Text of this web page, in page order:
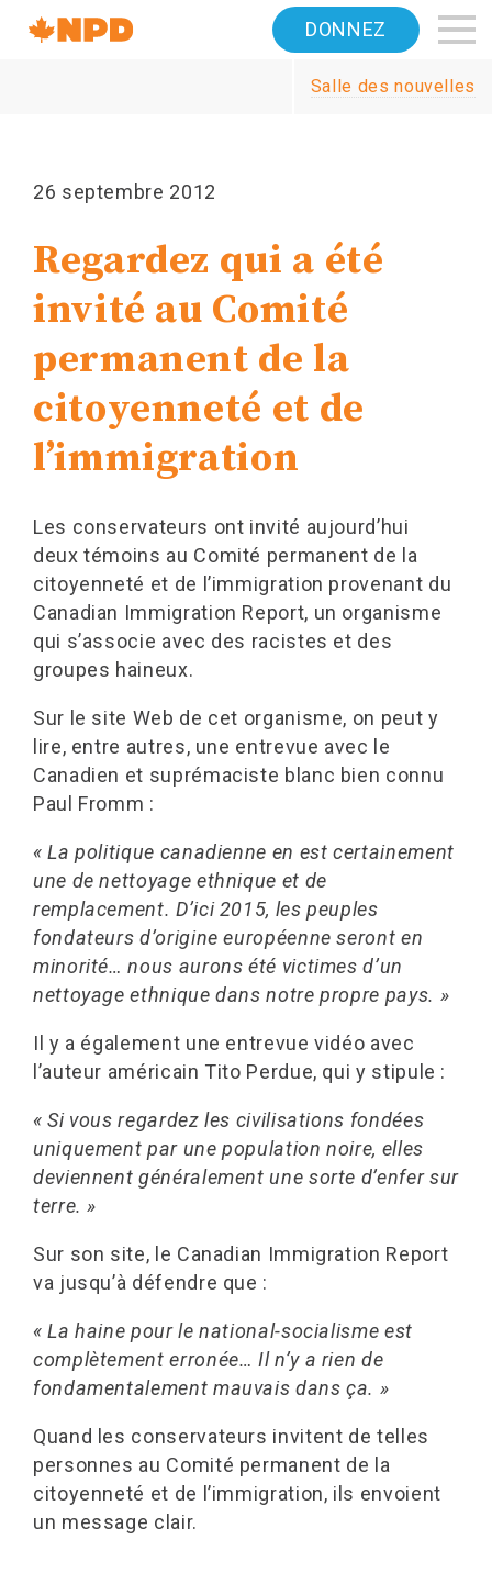
Navigation
Accueil DONNEZ
Salle des nouvelles
26 septembre 2012
Regardez qui a été
invité au Comité
permanent de la
citoyenneté et de
l’immigration
Les conservateurs ont invité aujourd’hui
deux témoins au Comité permanent de la
citoyenneté et de l’immigration provenant du
Canadian Immigration Report, un organisme
qui s’associe avec des racistes et des
groupes haineux.
Sur le site Web de cet organisme, on peut y
lire, entre autres, une entrevue avec le
Canadien et suprémaciste blanc bien connu
Paul Fromm :
« La politique canadienne en est certainement
une de nettoyage ethnique et de
remplacement. D’ici 2015, les peuples
fondateurs d’origine européenne seront en
minorité… nous aurons été victimes d’un
nettoyage ethnique dans notre propre pays. »
Il y a également une entrevue vidéo avec
l’auteur américain Tito Perdue, qui y stipule :
« Si vous regardez les civilisations fondées
uniquement par une population noire, elles
deviennent généralement une sorte d’enfer sur
terre. »
Sur son site, le Canadian Immigration Report
va jusqu’à défendre que :
« La haine pour le national-socialisme est
complètement erronée… Il n’y a rien de
fondamentalement mauvais dans ça. »
Quand les conservateurs invitent de telles
personnes au Comité permanent de la
citoyenneté et de l’immigration, ils envoient
un message clair.